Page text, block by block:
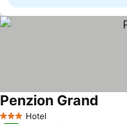
3 Počet hviezdičiek
Hotel
Penzion Grand